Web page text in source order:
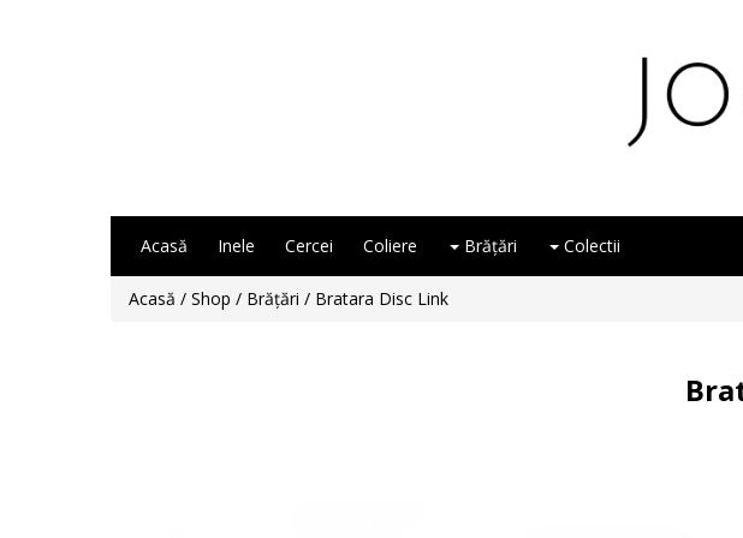
Acasă Inele Cercei Coliere Brăţări Colectii
Acasă / Shop / Brăţări / Bratara Disc Link